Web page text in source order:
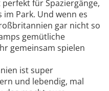
für Spaziergänge,
Park. Und wenn es
gar nicht so
gemütliche
gemeinsam spielen
ist super
und lebendig, mal